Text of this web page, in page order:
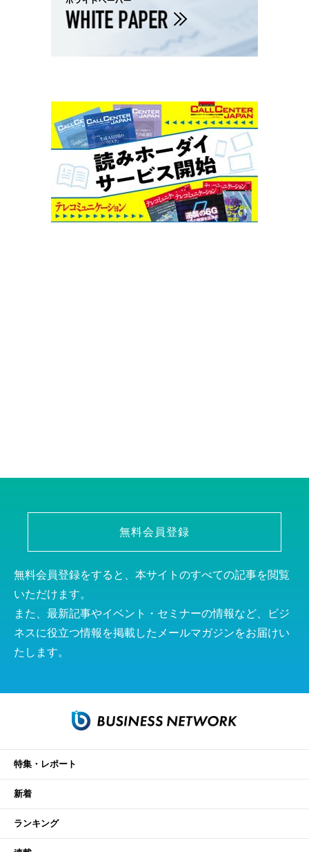
無料会員登録
無料会員登録をすると、本サイトのすべての記事を閲覧
いただけます。
また、最新記事やイベント・セミナーの情報など、ビジ
ネスに役立つ情報を掲載したメールマガジンをお届けい
たします。
特集・レポート
新着
ランキング